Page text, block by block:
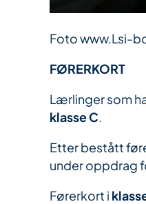
Foto www.Lsi-
FØRERKORT
Lærlinger som
klasse C.
Etter bestått
under oppdrag
Førerkort i